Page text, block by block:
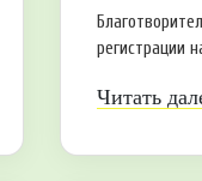
регистрации
Читать